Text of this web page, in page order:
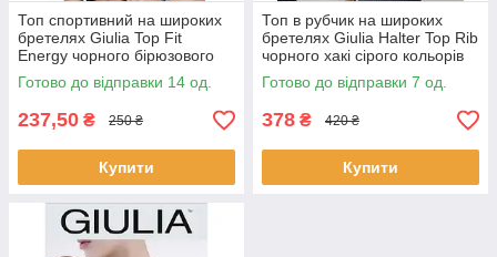
Топ спортивний на широких
бретелях Giulia Top Fit
Energy чорного бірюзового
синього кольорів розмір S/M
Готово до відправки 14 од.
237,50 ₴ 250 ₴
Купити
Топ в рубчик на широких
бретелях Giulia Halter Top Rib
чорного хакі сірого кольорів
розміри S/M L/XL
Готово до відправки 7 од.
378 ₴ 420 ₴
Купити